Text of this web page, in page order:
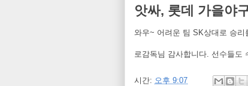
앗싸, 롯데 가을야
와우~ 어려운 팀 SK상대로 승리
로감독님 감사합니다. 선수들도
시간: 오후 9:07